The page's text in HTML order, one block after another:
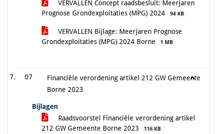
VERVALLEN Concept raadsbesluit: Meerjaren
Prognose Grondexploitaties (MPG) 2024
94 KB
VERVALLEN Bijlage: Meerjaren Prognose
Grondexploitaties (MPG) 2024 Borne
1 MB
07
Financiële verordening artikel 212 GW Gemeente
Borne 2023
Bijlagen
Raadsvoorstel Financiële verordening artikel
212 GW Gemeente Borne 2023
116 KB